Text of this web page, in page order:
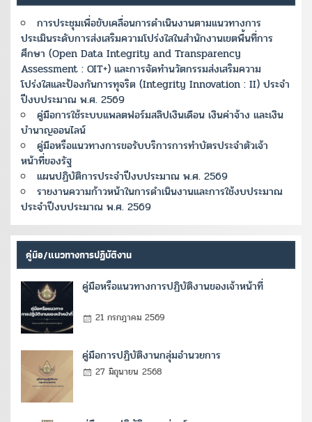
การประชุมเพื่อขับเคลื่อนการดำเนินงานตามแนวทางการ
ประเมินระดับการส่งเสริมความโปร่งใสในสำนักงานเขตพื้นที่การ
ศึกษา (Open Data Integrity and Transparency
Assessment : OIT+) และการจัดทำนวัตกรรมส่งเสริมความ
โปร่งใสและป้องกันการทุจริต (Integrity Innovation : II) ประจำ
ปีงบประมาณ พ.ศ. 2569
คู่มือการใช้ระบบแพลตฟอร์มสลิปเงินเดือน เงินค่าจ้าง และเงิน
บำนาญออนไลน์
คู่มือหรือแนวทางการขอรับบริการการทำบัตรประจำตัวเจ้า
หน้าที่ของรัฐ
แผนปฏิบัติการประจำปีงบประมาณ พ.ศ. 2569
รายงานความก้าวหน้าในการดำเนินงานและการใช้งบประมาณ
ประจำปีงบประมาณ พ.ศ. 2569
คู่มือ/แนวทางการปฏิบัติงาน
คู่มือหรือแนวทางการปฏิบัติงานของเจ้าหน้าที่
21 กรกฎาคม 2569
คู่มือการปฏิบัติงานกลุ่มอำนวยการ
27 มิถุนายน 2568